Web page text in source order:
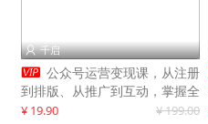
 千启
 公众号运营变现课，从注册
到排版、从推广到互动，掌握全
流程，开启个人品牌月入
¥ 19.90 ¥ 199.00